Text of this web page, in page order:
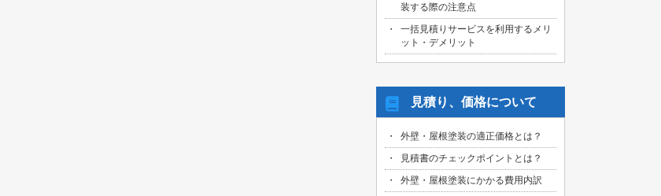
装する際の注意点
一括見積りサービスを利用するメリ
ット・デメリット
見積り、価格について
外壁・屋根塗装の適正価格とは？
見積書のチェックポイントとは？
外壁・屋根塗装にかかる費用内訳